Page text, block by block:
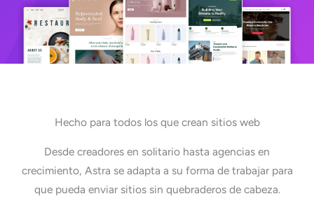
Hecho para todos los que crean sitios web
Desde creadores en solitario hasta agencias en
crecimiento, Astra se adapta a su forma de trabajar para
que pueda enviar sitios sin quebraderos de cabeza.